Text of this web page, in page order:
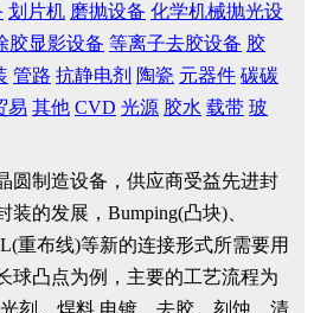
划片机 磨抛设备 化学机械抛光设
胶显影设备 等离子去胶设备 胶
管路 抗静电剂 陶瓷 元器件 碳碳
易 其他 CVD 光源 胶水 载带 玻
圆制造设备，供应商受益先进封
的发展，Bumping(凸块)、
重布线)等新的连接形式所需要用
球凸点为例，主要的工艺流程为
刻、焊料 电镀、去胶、刻蚀、清